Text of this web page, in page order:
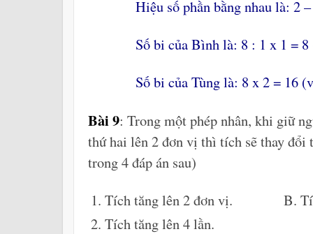
Hiệu số phần bằng nhau là: 2 –
Số bi của Bình là: 8 : 1 x 1 = 8
Số bi của Tùng là: 8 x 2 = 16
Bài 9: Trong một phép nhân, khi giữ
thứ hai lên 2 đơn vị thì tích sẽ thay đổi
trong 4 đáp án sau)
Tích tăng lên 2 đơn vị. B.
Tích tăng lên 4